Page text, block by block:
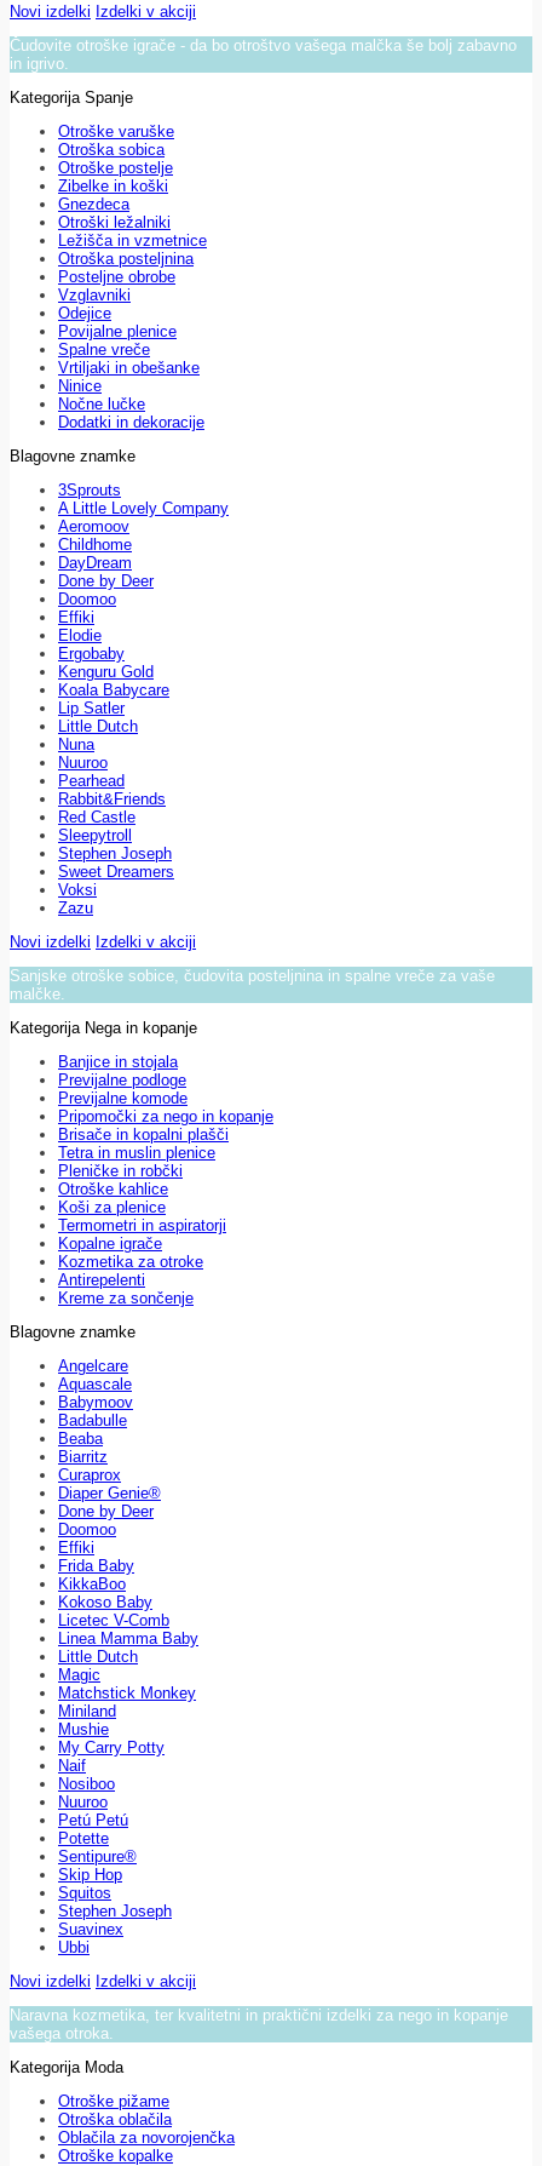
Novi izdelki Izdelki v akciji
Čudovite otroške igrače - da bo otroštvo vašega malčka še bolj zabavno
in igrivo.
Kategorija Spanje
Otroške varuške
Otroška sobica
Otroške postelje
Zibelke in koški
Gnezdeca
Otroški ležalniki
Ležišča in vzmetnice
Otroška posteljnina
Posteljne obrobe
Vzglavniki
Odejice
Povijalne plenice
Spalne vreče
Vrtiljaki in obešanke
Ninice
Nočne lučke
Dodatki in dekoracije
Blagovne znamke
3Sprouts
A Little Lovely Company
Aeromoov
Childhome
DayDream
Done by Deer
Doomoo
Effiki
Elodie
Ergobaby
Kenguru Gold
Koala Babycare
Lip Satler
Little Dutch
Nuna
Nuuroo
Pearhead
Rabbit&Friends
Red Castle
Sleepytroll
Stephen Joseph
Sweet Dreamers
Voksi
Zazu
Novi izdelki Izdelki v akciji
Sanjske otroške sobice, čudovita posteljnina in spalne vreče za vaše
malčke.
Kategorija Nega in kopanje
Banjice in stojala
Previjalne podloge
Previjalne komode
Pripomočki za nego in kopanje
Brisače in kopalni plašči
Tetra in muslin plenice
Pleničke in robčki
Otroške kahlice
Koši za plenice
Termometri in aspiratorji
Kopalne igrače
Kozmetika za otroke
Antirepelenti
Kreme za sončenje
Blagovne znamke
Angelcare
Aquascale
Babymoov
Badabulle
Beaba
Biarritz
Curaprox
Diaper Genie®
Done by Deer
Doomoo
Effiki
Frida Baby
KikkaBoo
Kokoso Baby
Licetec V-Comb
Linea Mamma Baby
Little Dutch
Magic
Matchstick Monkey
Miniland
Mushie
My Carry Potty
Naif
Nosiboo
Nuuroo
Petú Petú
Potette
Sentipure®
Skip Hop
Squitos
Stephen Joseph
Suavinex
Ubbi
Novi izdelki Izdelki v akciji
Naravna kozmetika, ter kvalitetni in praktični izdelki za nego in kopanje
vašega otroka.
Kategorija Moda
Otroške pižame
Otroška oblačila
Oblačila za novorojenčka
Otroške kopalke